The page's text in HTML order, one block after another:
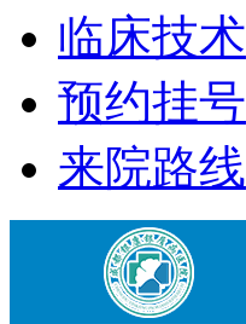
临床技术
预约挂号
来院路线